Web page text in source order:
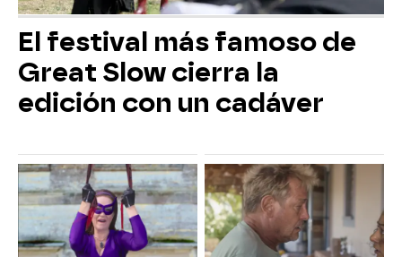
El festival más famoso de
Great Slow cierra la
edición con un cadáver